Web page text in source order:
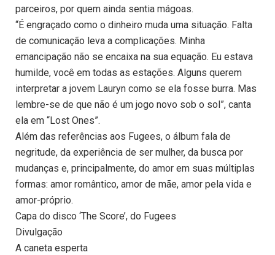
parceiros, por quem ainda sentia mágoas.
“É engraçado como o dinheiro muda uma situação. Falta
de comunicação leva a complicações. Minha
emancipação não se encaixa na sua equação. Eu estava
humilde, você em todas as estações. Alguns querem
interpretar a jovem Lauryn como se ela fosse burra. Mas
lembre-se de que não é um jogo novo sob o sol”, canta
ela em “Lost Ones”.
Além das referências aos Fugees, o álbum fala de
negritude, da experiência de ser mulher, da busca por
mudanças e, principalmente, do amor em suas múltiplas
formas: amor romântico, amor de mãe, amor pela vida e
amor-próprio.
Capa do disco ‘The Score’, do Fugees
Divulgação
A caneta esperta